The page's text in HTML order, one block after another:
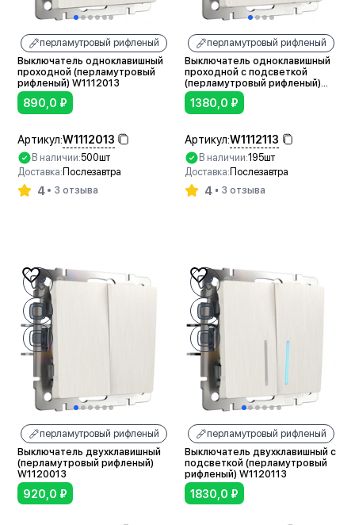
перламутровый рифленый
Выключатель одноклавишный
проходной (перламутровый
рифленый) W1112013
890,0 ₽
Артикул:W1112013
В наличии:500шт
Доставка: Послезавтра
4 3 отзыва
перламутровый рифленый
Выключатель одноклавишный
проходной с подсветкой
(перламутровый рифленый)
W1112113
1380,0 ₽
Артикул:W1112113
В наличии:195шт
Доставка: Послезавтра
4 3 отзыва
перламутровый рифленый
Выключатель двухклавишный
(перламутровый рифленый)
W1120013
920,0 ₽
перламутровый рифленый
Выключатель двухклавишный с
подсветкой (перламутровый
рифленый) W1120113
1830,0 ₽